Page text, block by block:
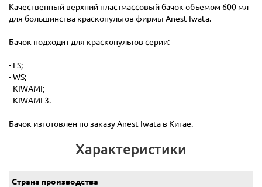
Качественный верхний пластмассовый бачок объемом 600 мл
для большинства краскопультов фирмы Anest Iwata.
Бачок подходит для краскопультов серии:
- LS;
- WS;
- KIWAMI;
- KIWAMI 3.
Бачок изготовлен по заказу Anest Iwata в Китае.
Характеристики
Страна производства